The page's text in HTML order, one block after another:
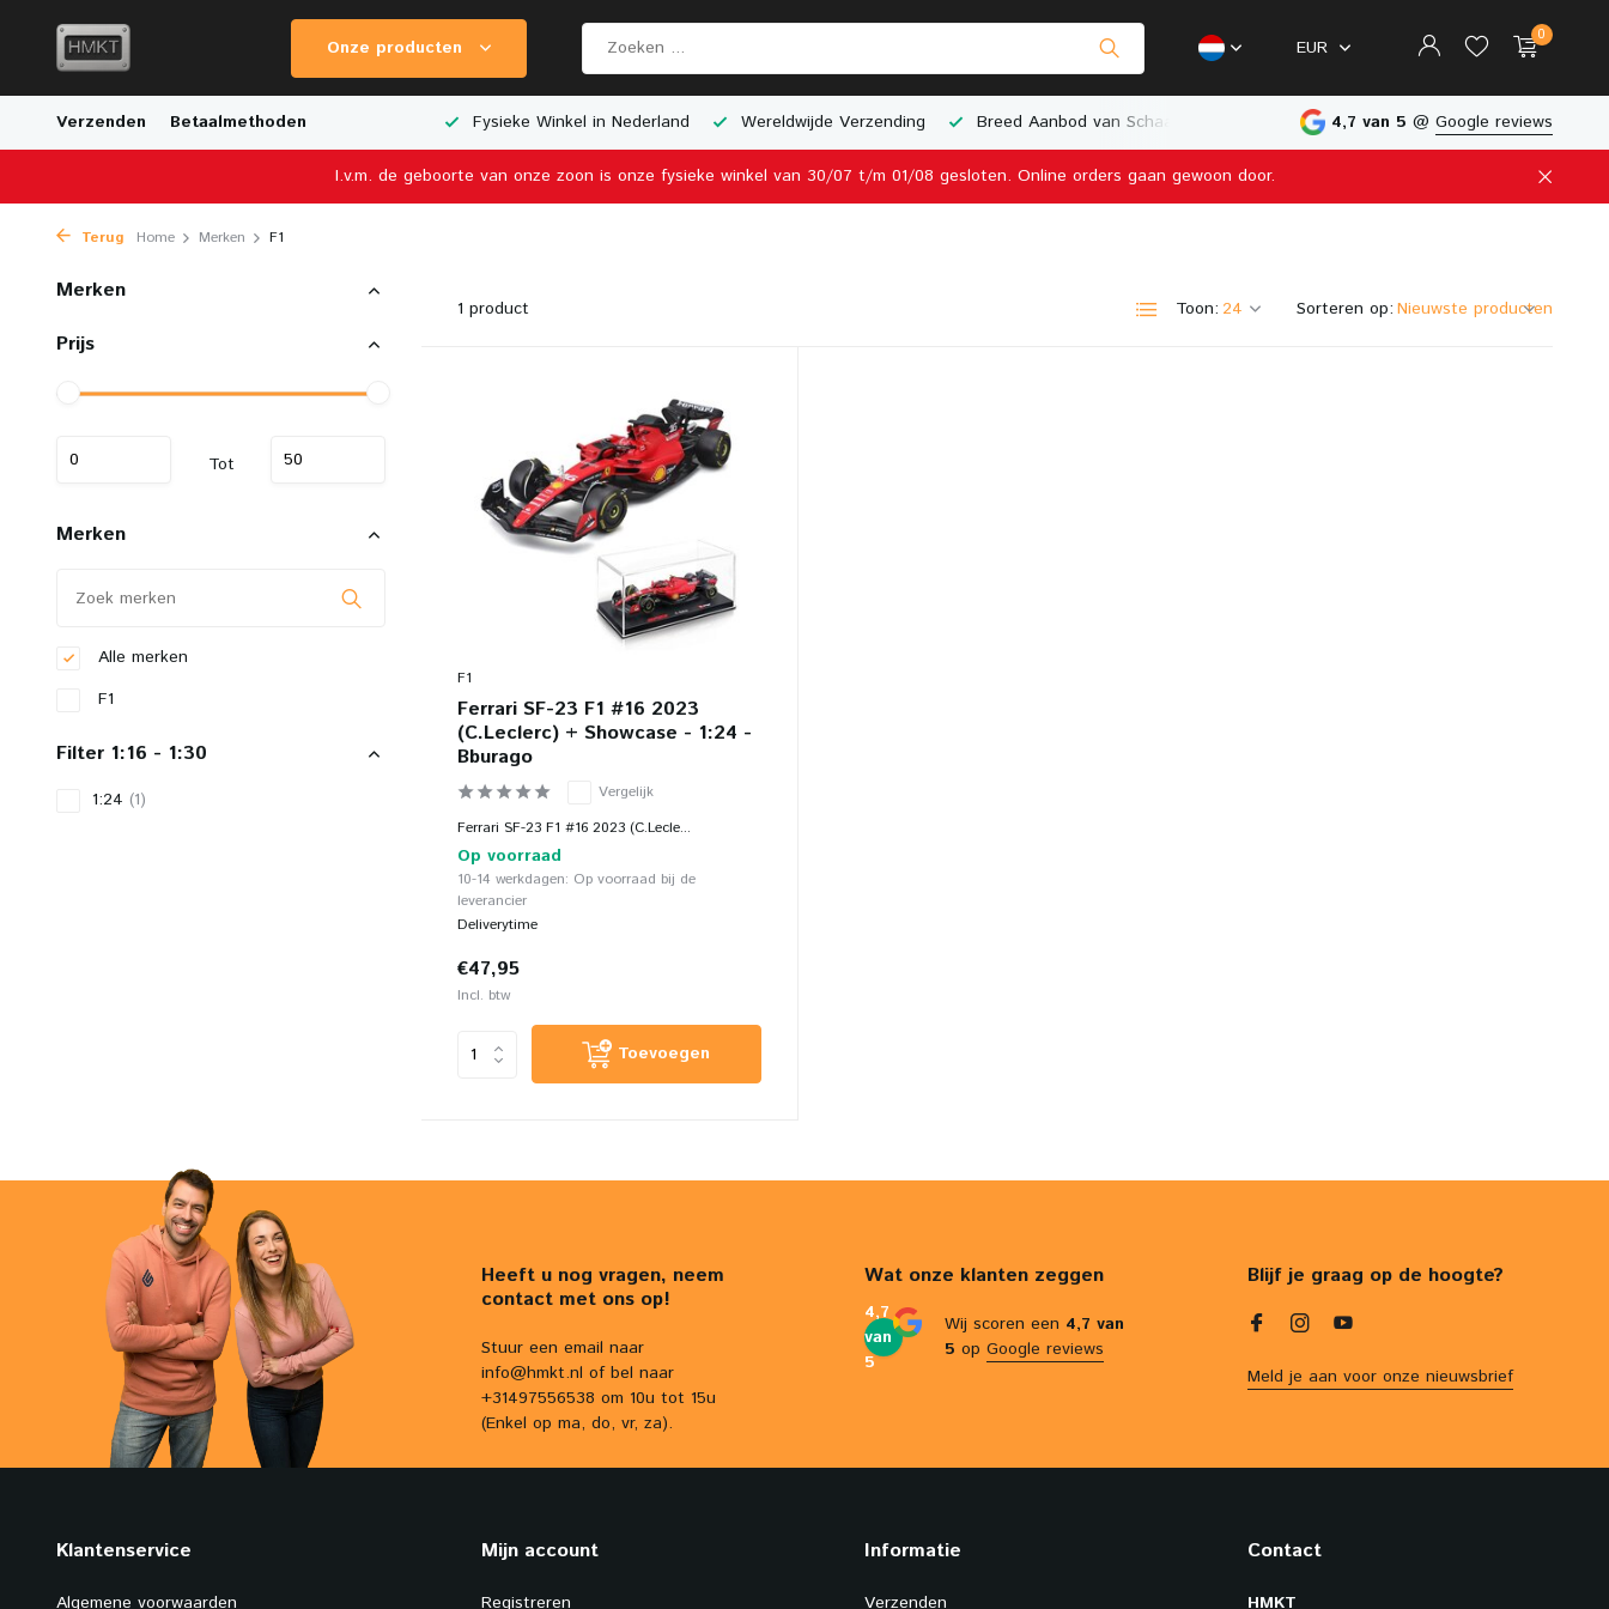
Onze producten EUR
Account aanmaken
0
Verzenden Betaalmethoden
Verzending Breed Aanbod van Schaalmodellen Fysieke Winkel in Nederland Wereldwijde Verzending Breed Aanbod van Schaalmodellen Fysieke Winkel in Nederland
4,7 van 5 @ Google reviews
I.v.m. de geboorte van onze zoon is onze fysieke winkel van 30/07 t/m 01/08 gesloten. Online orders gaan gewoon door.
Terug Home Merken F1
Merken
Prijs
Tot
Merken
Alle merken
F1
Filter 1:16 - 1:30
1:24 (1)
1 product Toon: Sorteren op:
F1
Ferrari SF-23 F1 #16 2023
(C.Leclerc) + Showcase - 1:24 -
Bburago
Vergelijk
Ferrari SF-23 F1 #16 2023 (C.Lecle...
Op voorraad
10-14 werkdagen: Op voorraad bij de
leverancier
Deliverytime
€47,95
Incl. btw
Toevoegen
Heeft u nog vragen, neem
contact met ons op!
Stuur een email naar
info@hmkt.nl of bel naar
+31497556538 om 10u tot 15u
(Enkel op ma, do, vr, za).
Wat onze klanten zeggen
4,7
van
5
Wij scoren een 4,7 van
5 op Google reviews
Blijf je graag op de hoogte?
Meld je aan voor onze nieuwsbrief
Klantenservice
Algemene voorwaarden
Mijn account
Registreren
Informatie
Verzenden
Contact
HMKT